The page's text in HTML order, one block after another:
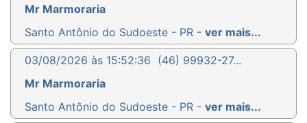
Mr Marmoraria
Santo Antônio do Sudoeste - PR - ver mais...
03/08/2026 às 15:52:36 (46) 99932-27...
Mr Marmoraria
Santo Antônio do Sudoeste - PR - ver mais...